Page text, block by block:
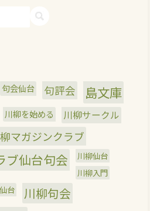
句会仙台 句評会 島文庫
川柳を始める 川柳サークル
マガジンクラブ
ブ仙台句会
川柳仙台
川柳入門
台 川柳句会